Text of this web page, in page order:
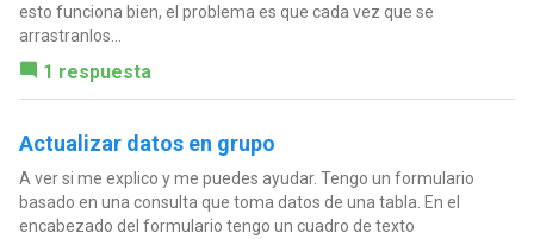
esto funciona bien, el problema es que cada vez que se
arrastranlos...
1 respuesta
Actualizar datos en grupo
A ver si me explico y me puedes ayudar. Tengo un formulario
basado en una consulta que toma datos de una tabla. En el
encabezado del formulario tengo un cuadro de texto